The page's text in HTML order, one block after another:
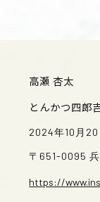
高瀬 杏太
とんかつ四郎
2024年10月20
〒651-0095
https://